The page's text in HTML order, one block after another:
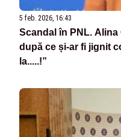
5 feb. 2026, 16:43
Scandal în PNL. Alina
după ce și-ar fi jignit
la.....!”